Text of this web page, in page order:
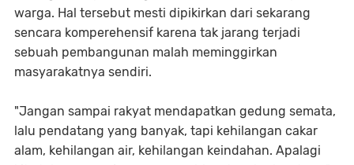
warga. Hal tersebut mesti dipikirkan dari sekarang
sencara komperehensif karena tak jarang terjadi
sebuah pembangunan malah meminggirkan
masyarakatnya sendiri.
"Jangan sampai rakyat mendapatkan gedung semata,
lalu pendatang yang banyak, tapi kehilangan cakar
alam, kehilangan air, kehilangan keindahan. Apalagi